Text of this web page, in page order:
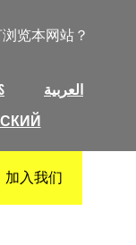
览本网站？
العربية
加入我们